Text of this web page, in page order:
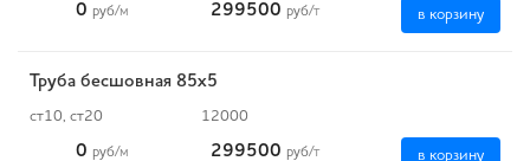
0 руб/м 299500 руб/т в корзину
Труба бесшовная 85х5
ст10, ст20 12000
0 руб/м 299500 руб/т в корзину